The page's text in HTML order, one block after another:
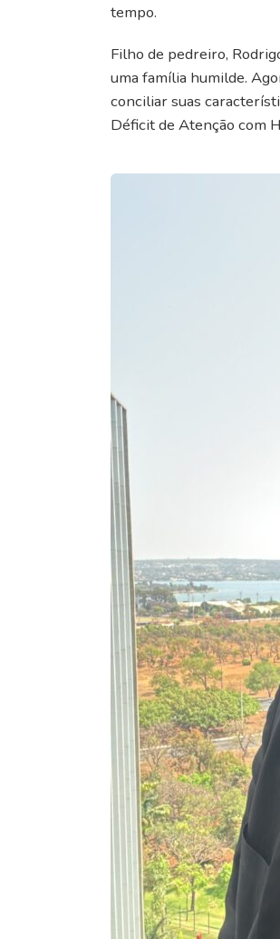
tempo.
Filho de pedreiro,
uma família humilde.
conciliar suas
Déficit de Atenção com